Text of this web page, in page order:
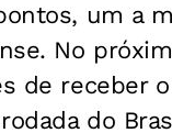
um a
No
de receber
do